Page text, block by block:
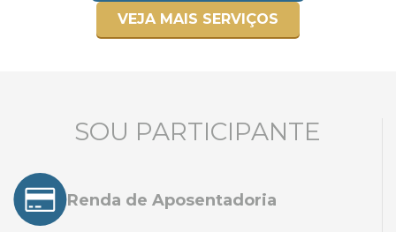
VEJA MAIS SERVIÇOS
SOU PARTICIPANTE
Renda de Aposentadoria